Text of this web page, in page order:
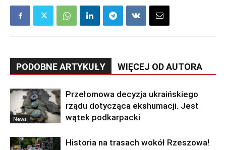
PODOBNE ARTYKUŁY WIĘCEJ OD AUTORA
News
Przełomowa decyzja ukraińskiego
rządu dotycząca ekshumacji. Jest
wątek podkarpacki
Historia na trasach wokół Rzeszowa!